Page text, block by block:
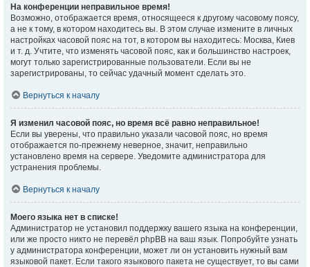
На конференции неправильное время!
Возможно, отображается время, относящееся к другому часовому поясу,
а не к тому, в котором находитесь вы. В этом случае измените в личных
настройках часовой пояс на тот, в котором вы находитесь: Москва, Киев
и т. д. Учтите, что изменять часовой пояс, как и большинство настроек,
могут только зарегистрированные пользователи. Если вы не
зарегистрированы, то сейчас удачный момент сделать это.
Вернуться к началу
Я изменил часовой пояс, но время всё равно неправильное!
Если вы уверены, что правильно указали часовой пояс, но время
отображается по-прежнему неверное, значит, неправильно
установлено время на сервере. Уведомите администратора для
устранения проблемы.
Вернуться к началу
Моего языка нет в списке!
Администратор не установил поддержку вашего языка на конференции,
или же просто никто не перевёл phpBB на ваш язык. Попробуйте узнать
у администратора конференции, может ли он установить нужный вам
языковой пакет. Если такого языкового пакета не существует, то вы сами